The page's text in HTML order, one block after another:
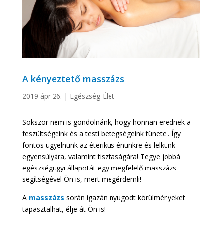
A kényeztető masszázs
2019 ápr 26. | Egészség-Élet
Sokszor nem is gondolnánk, hogy honnan erednek a
feszültségeink és a testi betegségeink tünetei. Így
fontos ügyelnünk az éterikus énünkre és lelkünk
egyensúlyára, valamint tisztaságára! Tegye jobbá
egészségügyi állapotát egy megfelelő masszázs
segítségével Ön is, mert megérdemli!
A masszázs során igazán nyugodt körülményeket
tapasztalhat, élje át Ön is!